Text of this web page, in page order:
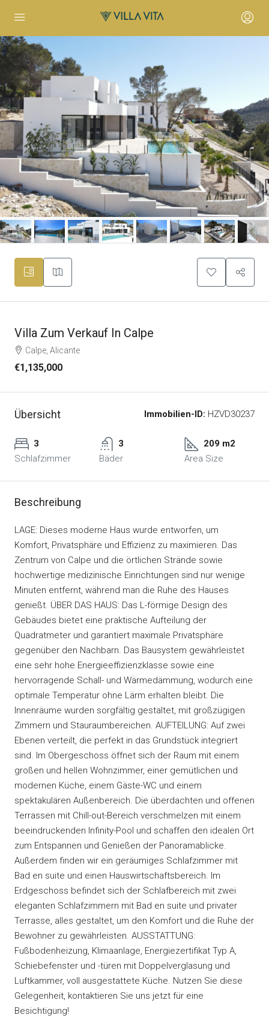
Villa Zum Verkauf In Calpe
Calpe, Alicante
€1,135,000
Übersicht Immobilien-ID: HZVD30237
3
Schlafzimmer
3
Bäder
209 m2
Area Size
Beschreibung
LAGE: Dieses moderne Haus wurde entworfen, um
Komfort, Privatsphäre und Effizienz zu maximieren. Das
Zentrum von Calpe und die örtlichen Strände sowie
hochwertige medizinische Einrichtungen sind nur wenige
Minuten entfernt, während man die Ruhe des Hauses
genießt. ÜBER DAS HAUS: Das L-förmige Design des
Gebäudes bietet eine praktische Aufteilung der
Quadratmeter und garantiert maximale Privatsphäre
gegenüber den Nachbarn. Das Bausystem gewährleistet
eine sehr hohe Energieeffizienzklasse sowie eine
hervorragende Schall- und Wärmedämmung, wodurch eine
optimale Temperatur ohne Lärm erhalten bleibt. Die
Innenräume wurden sorgfältig gestaltet, mit großzügigen
Zimmern und Stauraumbereichen. AUFTEILUNG: Auf zwei
Ebenen verteilt, die perfekt in das Grundstück integriert
sind. Im Obergeschoss öffnet sich der Raum mit einem
großen und hellen Wohnzimmer, einer gemütlichen und
modernen Küche, einem Gäste-WC und einem
spektakulären Außenbereich. Die überdachten und offenen
Terrassen mit Chill-out-Bereich verschmelzen mit einem
beeindruckenden Infinity-Pool und schaffen den idealen Ort
zum Entspannen und Genießen der Panoramablicke.
Außerdem finden wir ein geräumiges Schlafzimmer mit
Bad en suite und einen Hauswirtschaftsbereich. Im
Erdgeschoss befindet sich der Schlafbereich mit zwei
eleganten Schlafzimmern mit Bad en suite und privater
Terrasse, alles gestaltet, um den Komfort und die Ruhe der
Bewohner zu gewährleisten. AUSSTATTUNG:
Fußbodenheizung, Klimaanlage, Energiezertifikat Typ A,
Schiebefenster und -türen mit Doppelverglasung und
Luftkammer, voll ausgestattete Küche. Nutzen Sie diese
Gelegenheit, kontaktieren Sie uns jetzt für eine
Besichtigung!